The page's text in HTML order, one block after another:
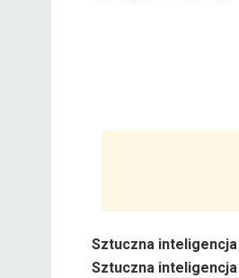
Sztuczna
Sztuczna